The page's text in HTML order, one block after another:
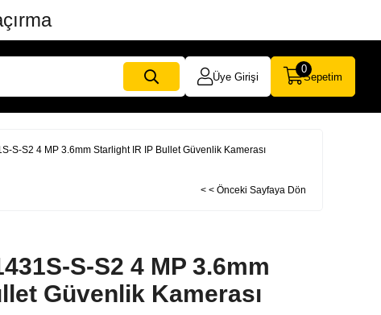
Üye Girişi Sepetim
0
S-S2 4 MP 3.6mm Starlight IR IP Bullet Güvenlik Kamerası
< < Önceki Sayfaya Dön
S-S2 4 MP 3.6mm
Güvenlik Kamerası